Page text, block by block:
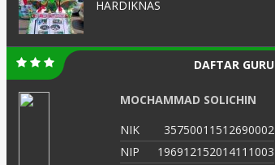
HARDIKNAS
DAFTAR GURU
MOCHAMMAD SOLICHIN
NIK
35750011512690002
NIP
196912152014111003